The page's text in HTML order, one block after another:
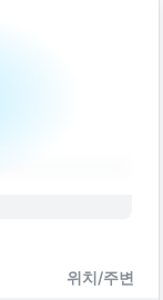
위치/주변